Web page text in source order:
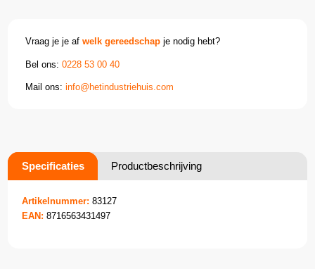
Vraag je je afwelk gereedschap je nodig hebt?
Bel ons:0228 53 00 40
Mail ons:info@hetindustriehuis.com
Specificaties Productbeschrijving
Artikelnummer: 83127
EAN: 8716563431497